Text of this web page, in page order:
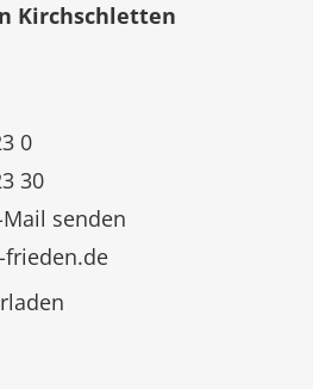
Kirchschletten
0
30
senden